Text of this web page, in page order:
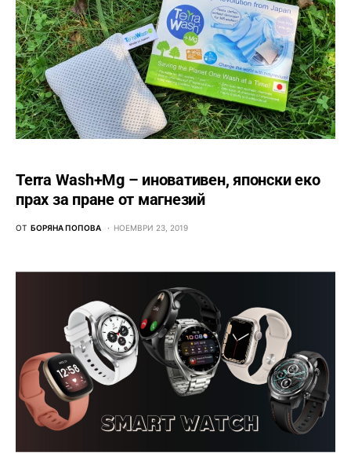
Terra Wash+Mg – иновативен, японски еко
прах за пране от магнезий
ОТ БОРЯНА ПОПОВА НОЕМВРИ 23, 2019